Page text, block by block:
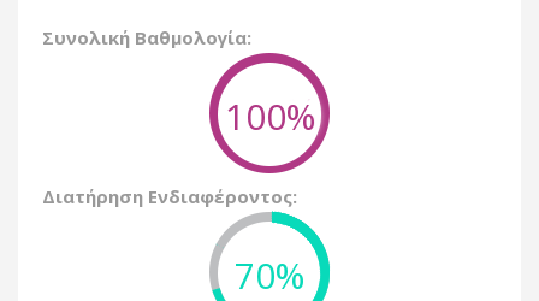
Συνολική Βαθμολογία:
100%
Διατήρηση Ενδιαφέροντος:
70%